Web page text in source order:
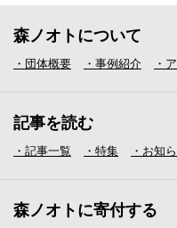
森ノオトについて
・団体概要 ・事例紹介 ・
記事を読む
・記事一覧 ・特集 ・お知
森ノオトに寄付する